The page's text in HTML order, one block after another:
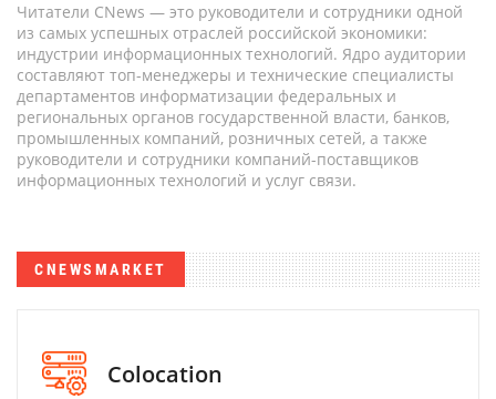
Читатели CNews — это руководители и сотрудники одной
из самых успешных отраслей российской экономики:
индустрии информационных технологий. Ядро аудитории
составляют топ-менеджеры и технические специалисты
департаментов информатизации федеральных и
региональных органов государственной власти, банков,
промышленных компаний, розничных сетей, а также
руководители и сотрудники компаний-поставщиков
информационных технологий и услуг связи.
CNEWSMARKET
Colocation